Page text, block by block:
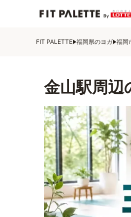
FIT PALETTE 福岡県のヨガ 福岡
金山駅周辺